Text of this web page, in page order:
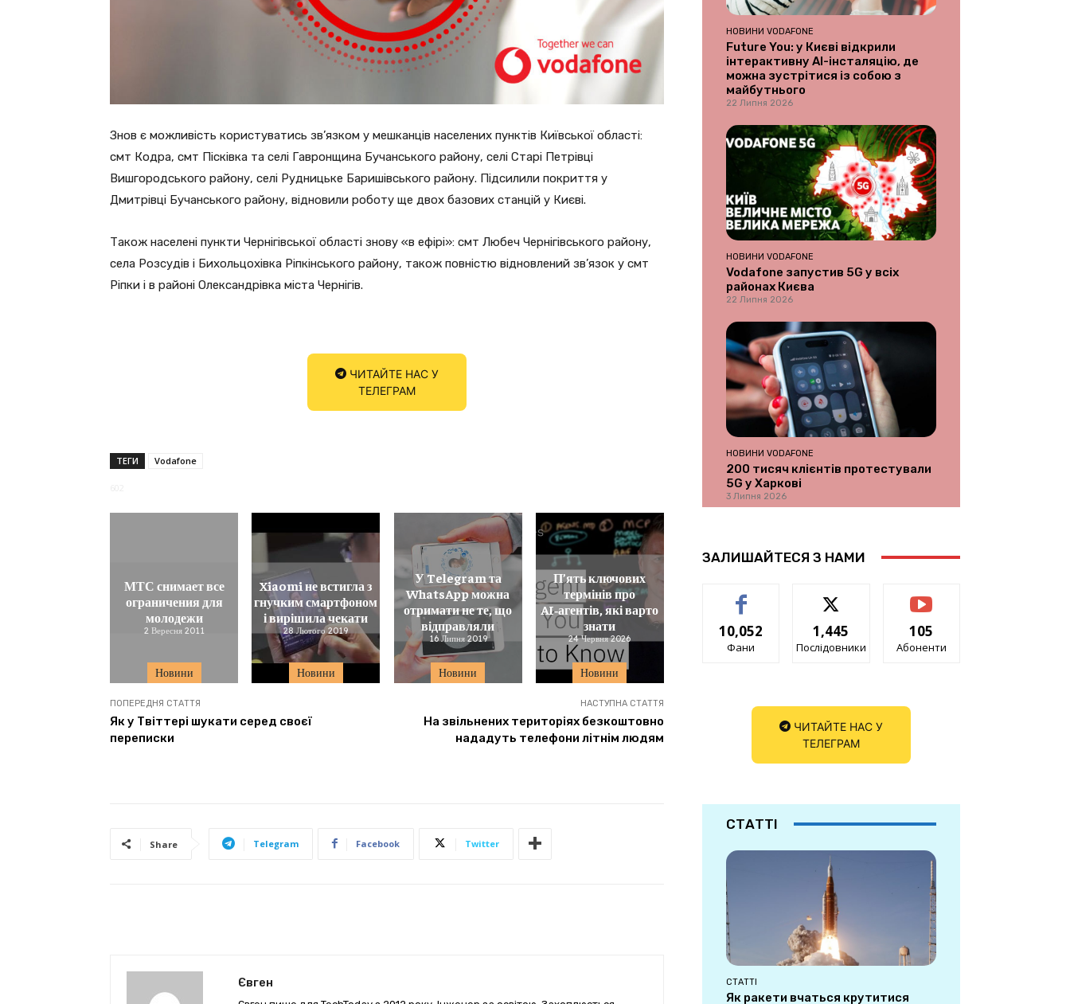
Знов є можливість користуватись зв’язком у мешканців населених пунктів Київської області:
смт Кодра, смт Пісківка та селі Гавронщина Бучанського району, селі Cтарі Петрівці
Вишгородського району, селі Рудницьке Баришівського району. Підсилили покриття у
Дмитрівці Бучанського району, відновили роботу ще двох базових станцій у Києві.
Також населені пункти Чернігівської області знову «в ефірі»: смт Любеч Чернігівського району,
села Розсудів і Бихольцохівка Ріпкінського району, також повністю відновлений зв’язок у смт
Ріпки і в районі Олександрівка міста Чернігів.
ЧИТАЙТЕ НАС У
ТЕЛЕГРАМ
ТЕГИ Vodafone
Новини
МТС снимает все
ограничения для
молодежи
2 Вересня 2011
Новини
Xiaomi не встигла з
гнучким смартфоном
і вирішила чекати
28 Лютого 2019
Новини
У Telegram та
WhatsApp можна
отримати не те, що
відправляли
16 Липня 2019
Новини
П’ять ключових
термінів про
AI‑агентів, які варто
знати
24 Червня 2026
ПОПЕРЕДНЯ СТАТТЯ
Як у Твіттері шукати серед своєї
переписки
НАСТУПНА СТАТТЯ
На звільнених територіях безкоштовно
нададуть телефони літнім людям
Share Telegram Facebook Twitter
Євген
НОВИНИ VODAFONE
Future You: у Києві відкрили
інтерактивну AI-інсталяцію, де
можна зустрітися із собою з
майбутнього
22 Липня 2026
НОВИНИ VODAFONE
Vodafone запустив 5G у всіх
районах Києва
22 Липня 2026
НОВИНИ VODAFONE
200 тисяч клієнтів протестували
5G у Харкові
3 Липня 2026
ЗАЛИШАЙТЕСЯ З НАМИ
10,052
Фани
1,445
Послідовники
105
Абоненти
ЧИТАЙТЕ НАС У
ТЕЛЕГРАМ
СТАТТІ
СТАТТІ
Як ракети вчаться крутитися